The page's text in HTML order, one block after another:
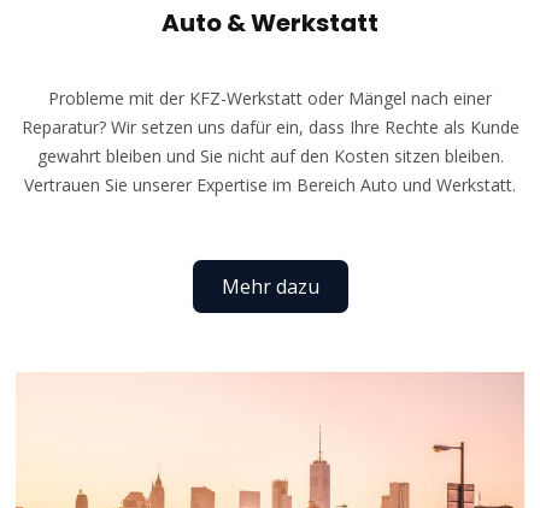
Auto & Werkstatt
Probleme mit der KFZ-Werkstatt oder Mängel nach einer
Reparatur? Wir setzen uns dafür ein, dass Ihre Rechte als Kunde
gewahrt bleiben und Sie nicht auf den Kosten sitzen bleiben.
Vertrauen Sie unserer Expertise im Bereich Auto und Werkstatt.
Mehr dazu